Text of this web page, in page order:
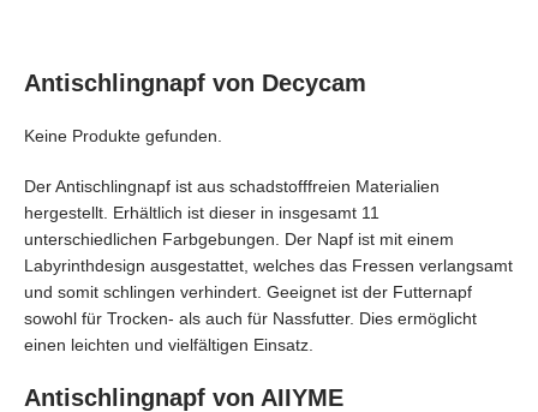
Antischlingnapf von Decycam
Keine Produkte gefunden.
Der Antischlingnapf ist aus schadstofffreien Materialien
hergestellt. Erhältlich ist dieser in insgesamt 11
unterschiedlichen Farbgebungen. Der Napf ist mit einem
Labyrinthdesign ausgestattet, welches das Fressen verlangsamt
und somit schlingen verhindert. Geeignet ist der Futternapf
sowohl für Trocken- als auch für Nassfutter. Dies ermöglicht
einen leichten und vielfältigen Einsatz.
Antischlingnapf von AIIYME